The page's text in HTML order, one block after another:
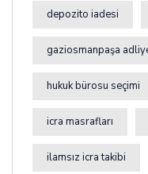
depozito iadesi
gaziosmanpaşa
hukuk bürosu seçimi
icra masrafları
ilamsız icra takibi